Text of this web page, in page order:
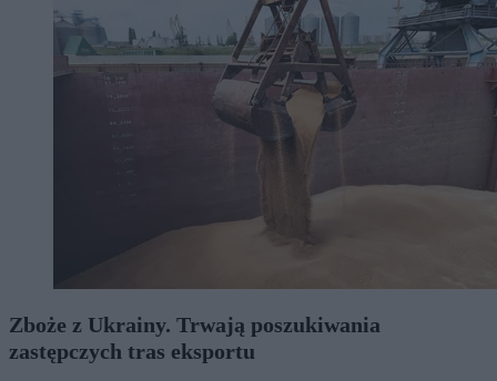
Zboże z Ukrainy. Trwają poszukiwania
zastępczych tras eksportu